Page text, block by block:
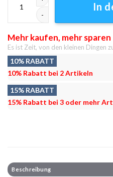
In
Mehr kaufen, mehr sparen
Es ist Zeit, von den kleinen Dingen
10% RABATT
10% Rabatt bei 2 Artikeln
15% RABATT
15% Rabatt bei 3 oder mehr
Beschreibung